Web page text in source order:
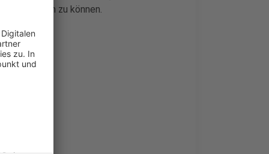
anbieten zu können.